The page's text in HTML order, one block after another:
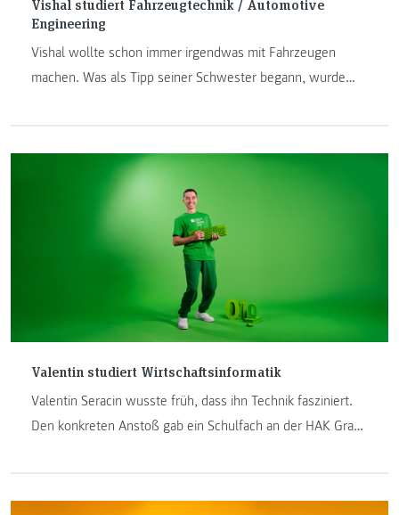
Vishal studiert Fahrzeugtechnik / Automotive
Engineering
Vishal wollte schon immer irgendwas mit Fahrzeugen
machen. Was als Tipp seiner Schwester begann, wurde
Department Leader für E-Powertrain hat er den JR25
mitentwickelt, internationale Bewerbe gewonnen und
dabei gelernt, dass es im Motorsport auf jedes Detail
ankommt. Und dass ein gutes Team genauso viel zählt wie
die beste Technik.
Valentin studiert Wirtschaftsinformatik
Valentin Seracin wusste früh, dass ihn Technik fasziniert.
Den konkreten Anstoß gab ein Schulfach an der HAK Graz.
Belgien – wechselte er in die Wirtschaftsinformatik. Was